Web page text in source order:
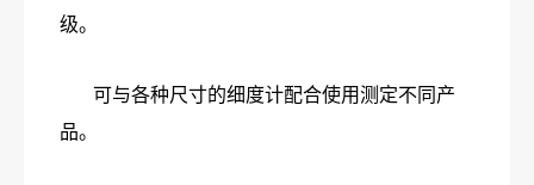
级。
可与各种尺寸的细度计配合使用测定不同产
品。